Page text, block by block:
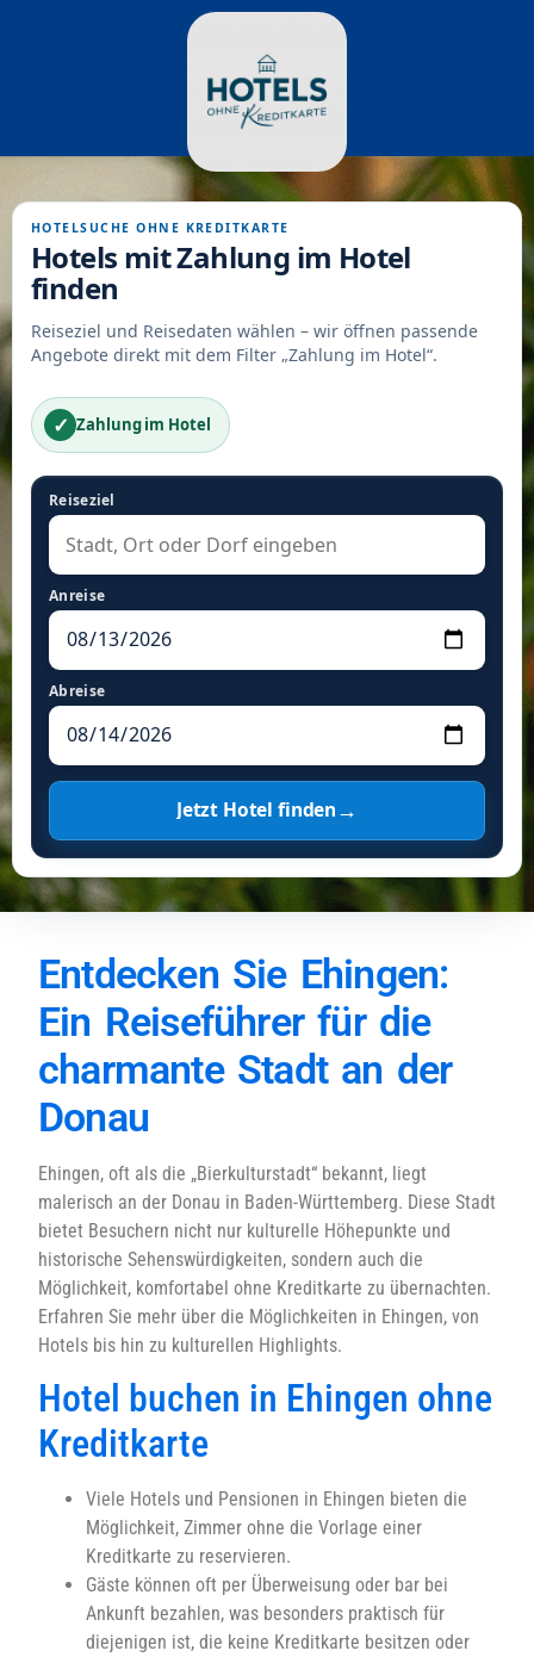
HOTELSUCHE OHNE KREDITKARTE
Hotels mit Zahlung im Hotel
finden
Reiseziel und Reisedaten wählen – wir öffnen passende
Angebote direkt mit dem Filter „Zahlung im Hotel“.
✓ Zahlung im Hotel
Reiseziel
Anreise
Abreise
Jetzt Hotel finden→
Entdecken Sie Ehingen:
Ein Reiseführer für die
charmante Stadt an der
Donau
Ehingen, oft als die „Bierkulturstadt“ bekannt, liegt
malerisch an der Donau in Baden-Württemberg. Diese Stadt
bietet Besuchern nicht nur kulturelle Höhepunkte und
historische Sehenswürdigkeiten, sondern auch die
Möglichkeit, komfortabel ohne Kreditkarte zu übernachten.
Erfahren Sie mehr über die Möglichkeiten in Ehingen, von
Hotels bis hin zu kulturellen Highlights.
Hotel buchen in Ehingen ohne
Kreditkarte
Viele Hotels und Pensionen in Ehingen bieten die
Möglichkeit, Zimmer ohne die Vorlage einer
Kreditkarte zu reservieren.
Gäste können oft per Überweisung oder bar bei
Ankunft bezahlen, was besonders praktisch für
diejenigen ist, die keine Kreditkarte besitzen oder